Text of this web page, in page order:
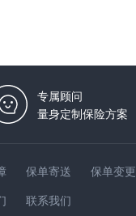
专属顾问
量身定制保险方案
保单寄送 保单变更
联系我们